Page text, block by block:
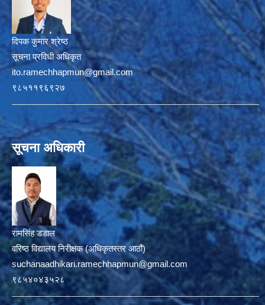
दिपक कुमार श्रेष्ठ
सूचना प्रविधी अधिकृत
ito.ramechhapmun@gmail.com
९८५११९६९२७
सूचना अधिकारी
रामसिंह डडाल
वरिष्ठ विद्यालय निरीक्षक (अधिकृतस्तर आठौं)
suchanaadhikari.ramechhapmun@gmail.com
९८५४०४३५२८